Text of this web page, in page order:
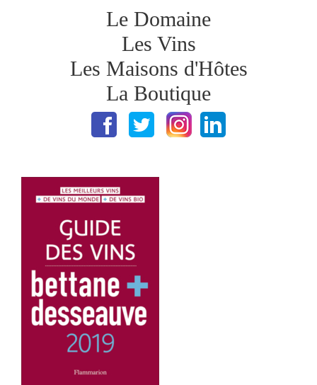
Le Domaine
Les Vins
Les Maisons d'Hôtes
La Boutique